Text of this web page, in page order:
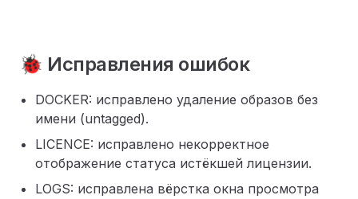
🐞 Исправления ошибок
DOCKER: исправлено удаление образов без
имени (untagged).
LICENCE: исправлено некорректное
отображение статуса истёкшей лицензии.
LOGS: исправлена вёрстка окна просмотра